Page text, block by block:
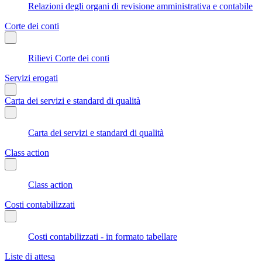
Relazioni degli organi di revisione amministrativa e contabile
Corte dei conti
Rilievi Corte dei conti
Servizi erogati
Carta dei servizi e standard di qualità
Carta dei servizi e standard di qualità
Class action
Class action
Costi contabilizzati
Costi contabilizzati - in formato tabellare
Liste di attesa